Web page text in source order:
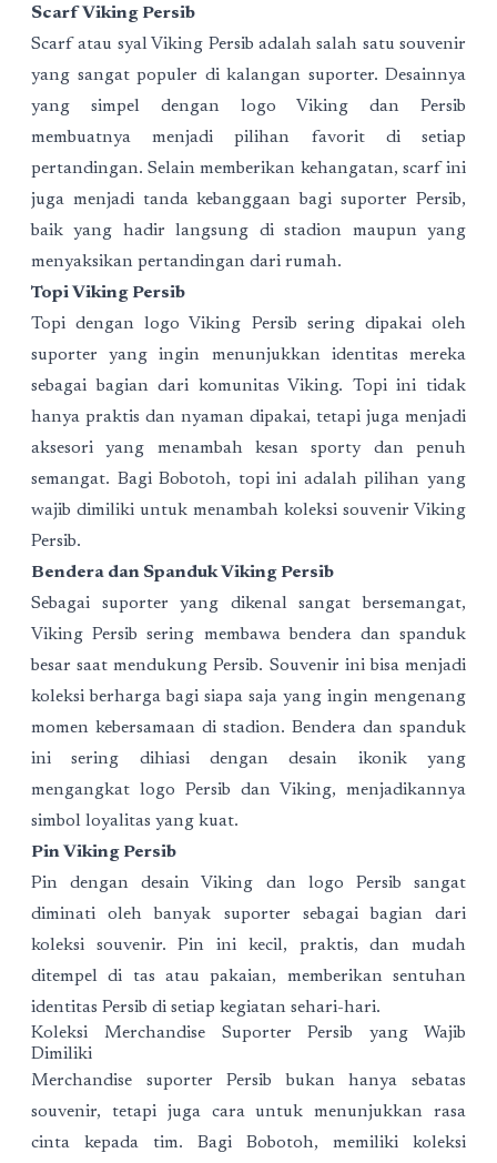
Scarf Viking Persib
Scarf atau syal Viking Persib adalah salah satu souvenir
yang sangat populer di kalangan suporter. Desainnya
yang simpel dengan logo Viking dan Persib
membuatnya menjadi pilihan favorit di setiap
pertandingan. Selain memberikan kehangatan, scarf ini
juga menjadi tanda kebanggaan bagi suporter Persib,
baik yang hadir langsung di stadion maupun yang
menyaksikan pertandingan dari rumah.
Topi Viking Persib
Topi dengan logo Viking Persib sering dipakai oleh
suporter yang ingin menunjukkan identitas mereka
sebagai bagian dari komunitas Viking. Topi ini tidak
hanya praktis dan nyaman dipakai, tetapi juga menjadi
aksesori yang menambah kesan sporty dan penuh
semangat. Bagi Bobotoh, topi ini adalah pilihan yang
wajib dimiliki untuk menambah koleksi souvenir Viking
Persib.
Bendera dan Spanduk Viking Persib
Sebagai suporter yang dikenal sangat bersemangat,
Viking Persib sering membawa bendera dan spanduk
besar saat mendukung Persib. Souvenir ini bisa menjadi
koleksi berharga bagi siapa saja yang ingin mengenang
momen kebersamaan di stadion. Bendera dan spanduk
ini sering dihiasi dengan desain ikonik yang
mengangkat logo Persib dan Viking, menjadikannya
simbol loyalitas yang kuat.
Pin Viking Persib
Pin dengan desain Viking dan logo Persib sangat
diminati oleh banyak suporter sebagai bagian dari
koleksi souvenir. Pin ini kecil, praktis, dan mudah
ditempel di tas atau pakaian, memberikan sentuhan
identitas Persib di setiap kegiatan sehari-hari.
Koleksi Merchandise Suporter Persib yang Wajib
Dimiliki
Merchandise suporter Persib bukan hanya sebatas
souvenir, tetapi juga cara untuk menunjukkan rasa
cinta kepada tim. Bagi Bobotoh, memiliki koleksi